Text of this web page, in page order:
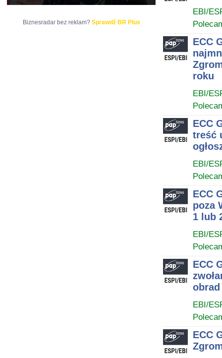
EBI/
ECC
roku
EBI/
ECC
treść
EBI/
ECC
poza
1 lub
EBI/
ECC
obrad
EBI/
ECC
Biznesradar bez reklam? Sprawdź BR Plus